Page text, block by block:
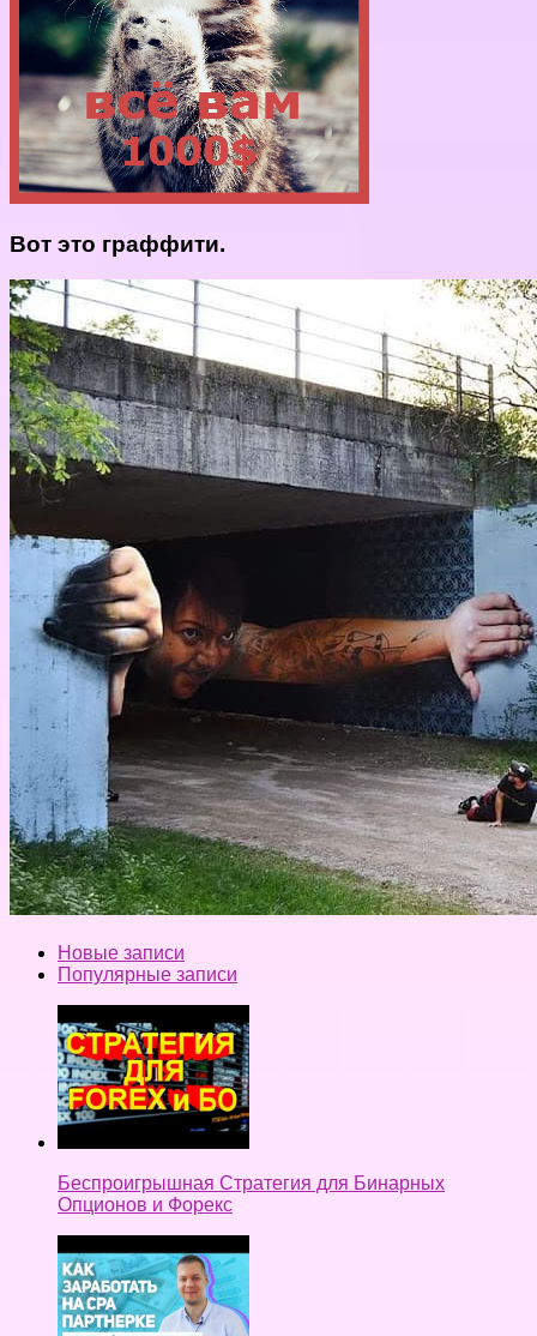
Вот это граффити.
Новые записи
Популярные записи
Беспроигрышная Стратегия для Бинарных
Опционов и Форекс